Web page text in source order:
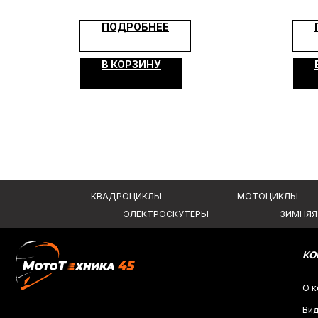
ПОДРОБНЕЕ
В КОРЗИНУ
ЭЛЕКТРОСКУТЕРЫ ЗИМНЯЯ
ОГРНИП 325450000003279
2026, МотоТехника45
Контакты
Вся представленная информация носит информационный характер и ни при
не является публичной офертой, определяемой положениями Статьи 437